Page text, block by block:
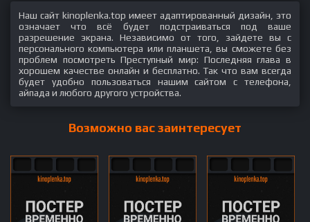
Наш сайт kinoplenka.top имеет адаптированный дизайн, это
означает что всё будет подстраиваться под ваше
разрешение экрана. Независимо от того, зайдете вы с
персонального компьютера или планшета, вы сможете без
проблем посмотреть Преступный мир: Последняя глава в
хорошем качестве онлайн и бесплатно. Так что вам всегда
будет удобно пользоваться нашим сайтом с телефона,
айпада и любого другого устройства.
Возможно вас заинтересует